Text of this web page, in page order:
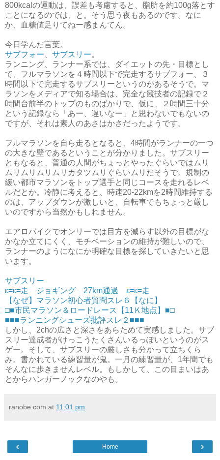
800kcalの運動は、誤差も考慮すると、脂肪を約100g落とす
ことになるのでは、と。そう思う夜もあるのです。なに
か、血糖値足りてねー感まんてん。
今日学んだ言葉。
サブフォー
サブスリー。
ランニング、ランナー系では、ダイエットの先・目標とし
て、フルマラソンを４時間以下で完走するサブフォー、３
時間以下で完走するサブスリーというのがあるそうで。マ
ラソンをメディアで知る場合は、完全な競技者の記録で２
時間台前半のトップのものばかりで、仮に、２時間三十分
という記録なら「あー、遅いなー」と思わないでもないの
ですが、それは素人のあさはかさだったようです。
フルマラソンを自ら走るとなると、4時間がランナーの一つ
の大きな壁であるということが分かりました。サブスリー
ともなると、普通の人間がちょっとやったぐらいではムリ
ムリムリムリムリカタツムリぐらいムリだそうで。規制の
緩い都市マラソンをトップ選手と同じコースを走れるレベ
ルだとか。冷静に考えると、時速20-22kmを2時間維持する
のは、アップダウンが激しいと、自転車でもちょっと厳し
いのですから当然かもしれません。
エアロバイクでオンリーでは目方を減らす以外の目標がな
かなか立てにくく、モチベーションの維持が難しいので、
ランナーのようになにか明確な目標を探していきたいと思
います。
サブスリー
ε=ε=走 ジョギング 27km通過 ε=ε=走
【なぜ】マラソン初心者質問スレ６【なに】
□■市民マラソン＆ロードレース【11Ｋ地点】■□
■■■ランニングシューズ批評スレ２■■■
しかし、2chの広さと深さをあらためて実感しました。サブ
スリー達成者がけっこうたくさんいるっぽいというのがス
ゲー。そして、サブスリーの厳しさも分かって立ちくら
み。書かれている練習量が鬼。一月の練習量が、1年間でも
そんなに歩きませんレベル。もしかして、この目まいはあ
とからハンガーノックなのやも。
ranobe.com at 11:01 pm
‹ ›
Home